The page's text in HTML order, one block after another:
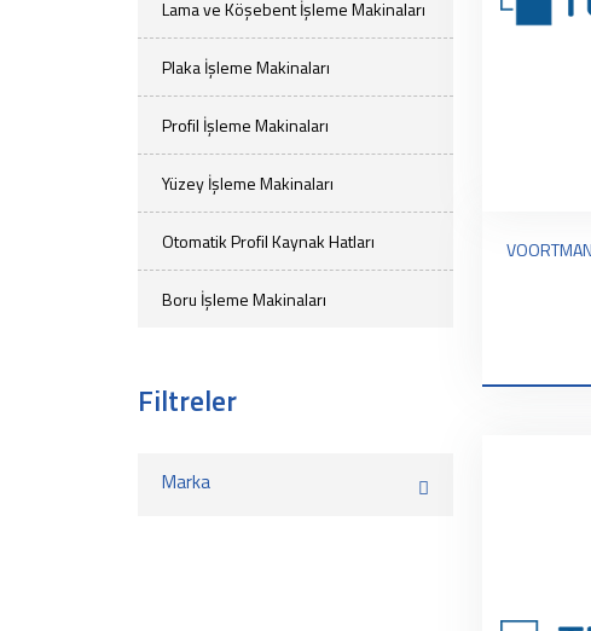
Lama ve Köşebent İşleme Makinaları
Plaka İşleme Makinaları
Profil İşleme Makinaları
Yüzey İşleme Makinaları
Otomatik Profil Kaynak Hatları
Boru İşleme Makinaları
Filtreler
Marka